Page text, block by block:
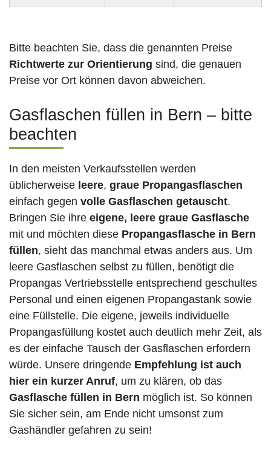
Bitte beachten Sie, dass die genannten Preise
Richtwerte zur Orientierung sind, die genauen
Preise vor Ort können davon abweichen.
Gasflaschen füllen in Bern – bitte
beachten
In den meisten Verkaufsstellen werden
üblicherweise leere, graue Propangasflaschen
einfach gegen volle Gasflaschen getauscht.
Bringen Sie ihre eigene, leere graue Gasflasche
mit und möchten diese Propangasflasche in Bern
füllen, sieht das manchmal etwas anders aus. Um
leere Gasflaschen selbst zu füllen, benötigt die
Propangas Vertriebsstelle entsprechend geschultes
Personal und einen eigenen Propangastank sowie
eine Füllstelle. Die eigene, jeweils individuelle
Propangasfüllung kostet auch deutlich mehr Zeit, als
es der einfache Tausch der Gasflaschen erfordern
würde. Unsere dringende Empfehlung ist auch
hier ein kurzer Anruf, um zu klären, ob das
Gasflasche füllen in Bern möglich ist. So können
Sie sicher sein, am Ende nicht umsonst zum
Gashändler gefahren zu sein!